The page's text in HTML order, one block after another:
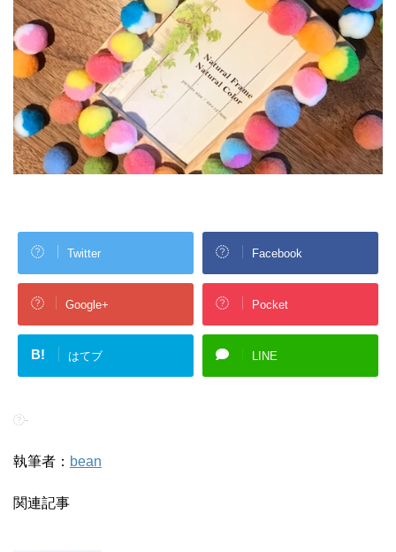
Twitter Facebook
Google+ Pocket
B! はてブ LINE
-
執筆者： bean
関連記事